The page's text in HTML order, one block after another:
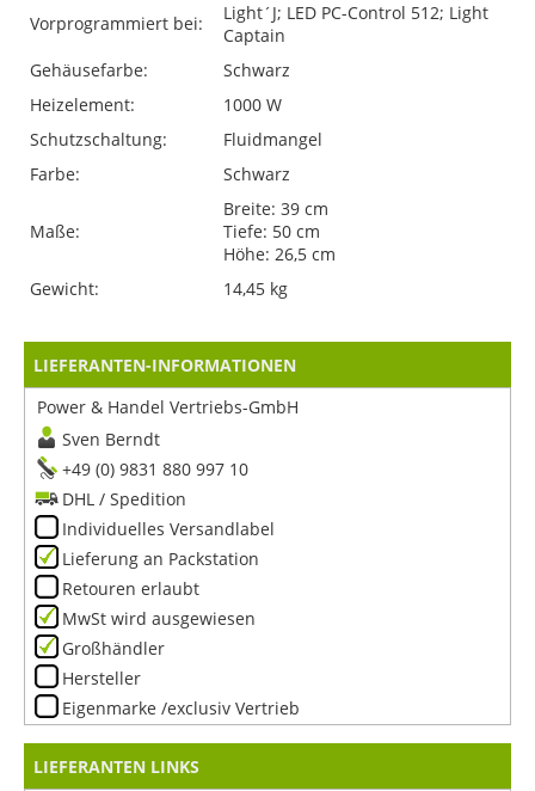
Vorprogrammiert bei:
Light´J; LED PC-Control 512; Light
Captain
Gehäusefarbe:
Schwarz
Heizelement:
1000 W
Schutzschaltung:
Fluidmangel
Farbe:
Schwarz
Maße:
Breite: 39 cm
Tiefe: 50 cm
Höhe: 26,5 cm
Gewicht:
14,45 kg
LIEFERANTEN-INFORMATIONEN
Power & Handel Vertriebs-GmbH
Sven Berndt
+49 (0) 9831 880 997 10
DHL / Spedition
Individuelles Versandlabel
Lieferung an Packstation
Retouren erlaubt
MwSt wird ausgewiesen
Großhändler
Hersteller
Eigenmarke /exclusiv Vertrieb
LIEFERANTEN LINKS